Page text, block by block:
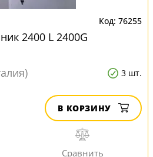
76255
2400 L 2400G
3 шт.
В КОРЗИНУ